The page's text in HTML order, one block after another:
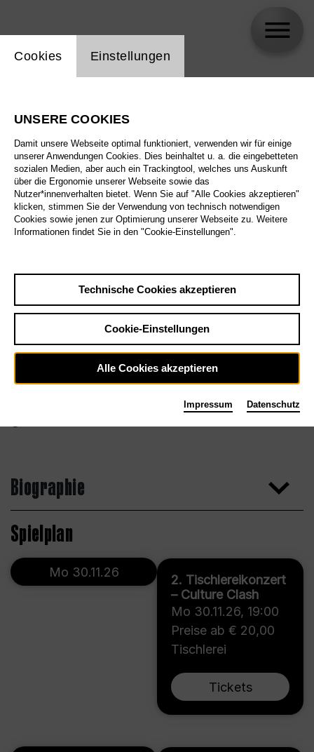
Biographie
Spielplan
2. Tischlereikonzert
– Culture Clash
Mo 30.11.26, 19:00
Preise ab € 20,00
Tischlerei
Tickets
Mo 30.11.26
Einstellung Website Cookie
Cookies Einstellungen
UNSERE COOKIES
Damit unsere Webseite optimal funktioniert, verwenden wir für einige
unserer Anwendungen Cookies. Dies beinhaltet u. a. die eingebetteten
sozialen Medien, aber auch ein Trackingtool, welches uns Auskunft
über die Ergonomie unserer Webseite sowie das
Nutzer*innenverhalten bietet. Wenn Sie auf "Alle Cookies akzeptieren"
klicken, stimmen Sie der Verwendung von technisch notwendigen
Cookies sowie jenen zur Optimierung unserer Webseite zu. Weitere
Informationen findet Sie in den "Cookie-Einstellungen".
Technische Cookies akzeptieren
Cookie-Einstellungen
Alle Cookies akzeptieren
Impressum Datenschutz